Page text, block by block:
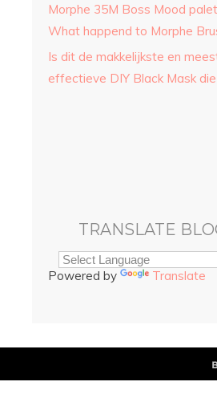
Morphe 35M Boss Mood
What happend to Morphe
Is dit de makkelijkste en
effectieve DIY Black Mask
TRANSLATE
Powered by Translate